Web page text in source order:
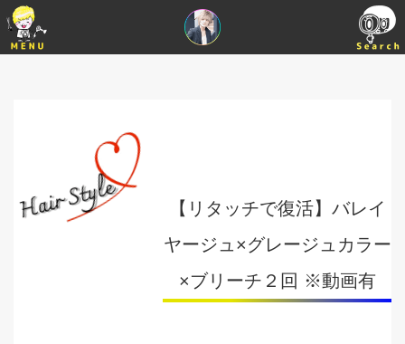
【リタッチで復活】バレイ
ヤージュ×グレージュカラー
×ブリーチ２回 ※動画有